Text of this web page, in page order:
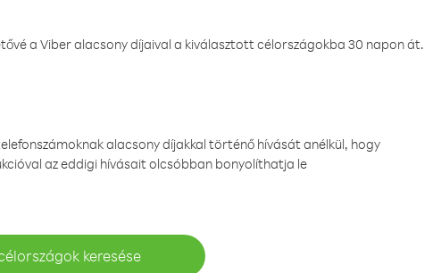
a Viber alacsony díjaival a kiválasztott célországokba 30 napon át.
alacsony díjakkal történő hívását anélkül, hogy
az eddigi hívásait olcsóbban bonyolíthatja le
keresése